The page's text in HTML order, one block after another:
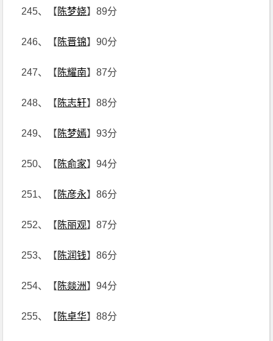
245、【 陈梦娆】89分
246、【 陈晋锦】90分
247、【 陈耀南】87分
248、【 陈志轩】88分
249、【 陈梦嫣】93分
250、【 陈俞家】94分
251、【 陈彦永】86分
252、【 陈丽观】87分
253、【 陈润钱】86分
254、【 陈燚洲】94分
255、【 陈卓华】88分